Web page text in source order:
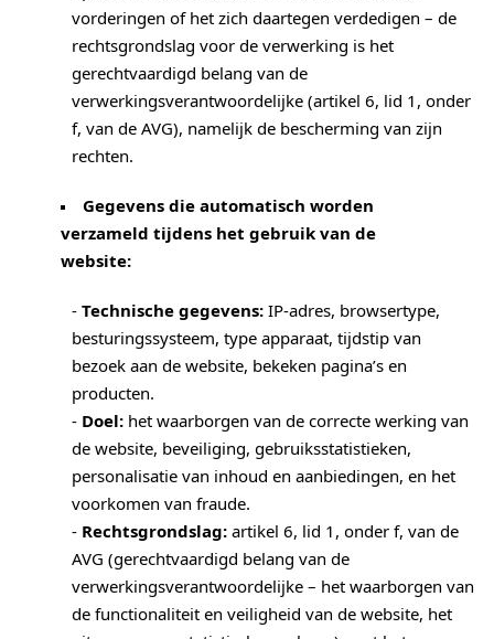
vorderingen of het zich daartegen verdedigen – de
rechtsgrondslag voor de verwerking is het
gerechtvaardigd belang van de
verwerkingsverantwoordelijke (artikel 6, lid 1, onder
f, van de AVG), namelijk de bescherming van zijn
rechten.
Gegevens die automatisch worden
verzameld tijdens het gebruik van de
website:
- Technische gegevens: IP-adres, browsertype,
besturingssysteem, type apparaat, tijdstip van
bezoek aan de website, bekeken pagina’s en
producten.
- Doel: het waarborgen van de correcte werking van
de website, beveiliging, gebruiksstatistieken,
personalisatie van inhoud en aanbiedingen, en het
voorkomen van fraude.
- Rechtsgrondslag: artikel 6, lid 1, onder f, van de
AVG (gerechtvaardigd belang van de
verwerkingsverantwoordelijke – het waarborgen van
de functionaliteit en veiligheid van de website, het